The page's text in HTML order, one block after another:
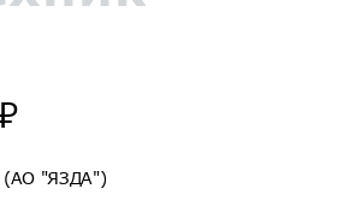
₽
(АО "ЯЗДА")